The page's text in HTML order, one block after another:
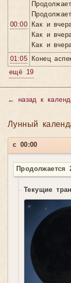
00:00 Как и
Как и
Как и
01:05 Конец
ещё 19
← назад к
Лунный
с 00:00
Текущие